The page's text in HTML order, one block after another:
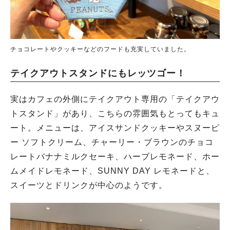
チョコレートやクッキーなどのフードも充実していました。
テイクアウトスタンドにもレッツゴー！
実はカフェの外側にテイクアウト専用の「テイクアウ
トスタンド」があり、こちらの雰囲気もとってもキュ
ート。メニューは、アイスサンドクッキーやスヌーピ
ー ソフトクリーム、チャーリー・ブラウンのチョコ
レートバナナミルクセーキ、ハーブレモネード、ホー
ムメイドレモネード、SUNNY DAY レモネードと、
スイーツとドリンクが中心のようです。